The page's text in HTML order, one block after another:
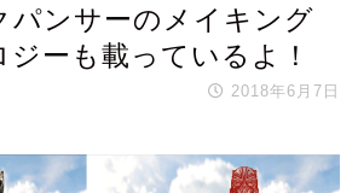
パンサーのメイキング
ーも載っているよ！
2018年6月7日